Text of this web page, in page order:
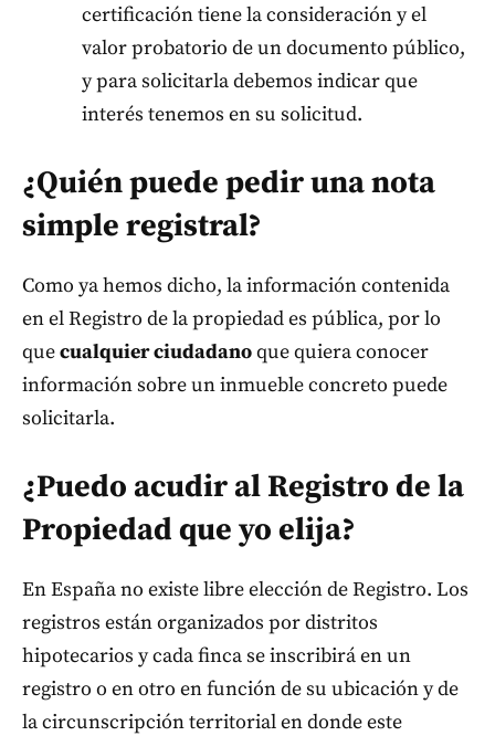
certificación tiene la consideración y el
valor probatorio de un documento público,
y para solicitarla debemos indicar que
interés tenemos en su solicitud.
¿Quién puede pedir una nota
simple registral?
Como ya hemos dicho, la información contenida
en el Registro de la propiedad es pública, por lo
quecualquier ciudadanoque quiera conocer
información sobre un inmueble concreto puede
solicitarla.
¿Puedo acudir al Registro de la
Propiedad que yo elija?
En España no existe libre elección de Registro. Los
registros están organizados por distritos
hipotecarios y cada finca se inscribirá en un
registro o en otro en función de su ubicación y de
la circunscripción territorial en donde este